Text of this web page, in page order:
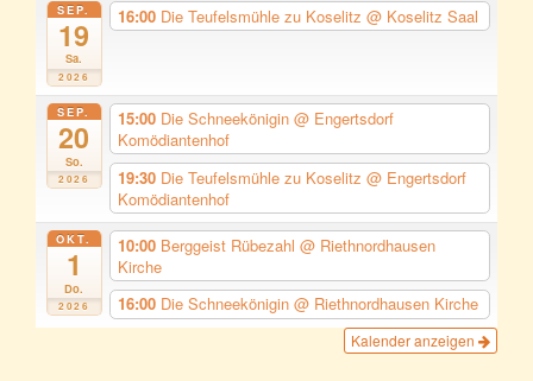
SEP.
19
Sa.
2026
16:00 Die Teufelsmühle zu Koselitz @ Koselitz Saal
SEP.
20
So.
2026
15:00 Die Schneekönigin @ Engertsdorf
Komödiantenhof
19:30 Die Teufelsmühle zu Koselitz @ Engertsdorf
Komödiantenhof
OKT.
1
Do.
2026
10:00 Berggeist Rübezahl @ Riethnordhausen
Kirche
16:00 Die Schneekönigin @ Riethnordhausen Kirche
Kalender anzeigen